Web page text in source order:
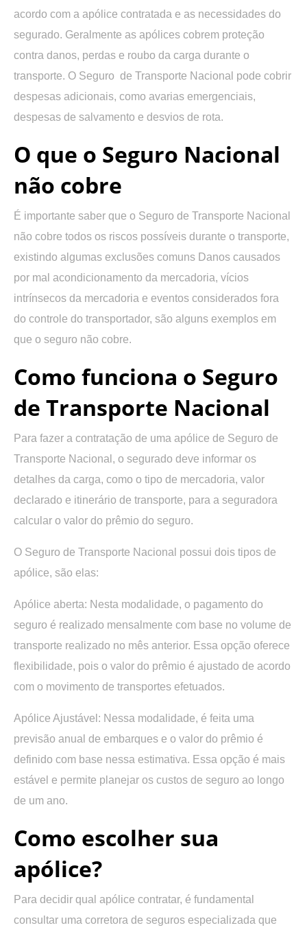
acordo com a apólice contratada e as necessidades do
segurado. Geralmente as apólices cobrem proteção
contra danos, perdas e roubo da carga durante o
transporte. O Seguro de Transporte Nacional pode cobrir
despesas adicionais, como avarias emergenciais,
despesas de salvamento e desvios de rota.
O que o Seguro Nacional
não cobre
É importante saber que o Seguro de Transporte Nacional
não cobre todos os riscos possíveis durante o transporte,
existindo algumas exclusões comuns Danos causados
por mal acondicionamento da mercadoria, vícios
intrínsecos da mercadoria e eventos considerados fora
do controle do transportador, são alguns exemplos em
que o seguro não cobre.
Como funciona o Seguro
de Transporte Nacional
Para fazer a contratação de uma apólice de Seguro de
Transporte Nacional, o segurado deve informar os
detalhes da carga, como o tipo de mercadoria, valor
declarado e itinerário de transporte, para a seguradora
calcular o valor do prêmio do seguro.
O Seguro de Transporte Nacional possui dois tipos de
apólice, são elas:
Apólice aberta: Nesta modalidade, o pagamento do
seguro é realizado mensalmente com base no volume de
transporte realizado no mês anterior. Essa opção oferece
flexibilidade, pois o valor do prêmio é ajustado de acordo
com o movimento de transportes efetuados.
Apólice Ajustável: Nessa modalidade, é feita uma
previsão anual de embarques e o valor do prêmio é
definido com base nessa estimativa. Essa opção é mais
estável e permite planejar os custos de seguro ao longo
de um ano.
Como escolher sua
apólice?
Para decidir qual apólice contratar, é fundamental
consultar uma corretora de seguros especializada que